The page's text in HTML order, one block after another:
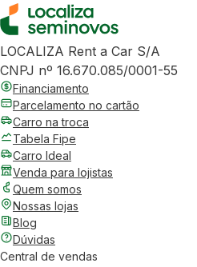
LOCALIZA Rent a Car S/A
CNPJ nº 16.670.085/0001-55
Financiamento
Parcelamento no cartão
Carro na troca
Tabela Fipe
Carro Ideal
Venda para lojistas
Quem somos
Nossas lojas
Blog
Dúvidas
Central de vendas